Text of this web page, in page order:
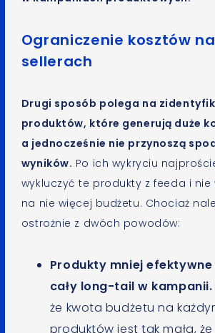
Ograniczenie kosztów
sellerach
Drugi sposób polega na
produktów, które generują duże
a jednocześnie nie przynoszą
wyników. Po ich wykryciu
wykluczyć te produkty z feeda i nie
na nie więcej budżetu. Chociaż
ostrożnie z dwóch powodów:
Produkty mniej
cały long-tail w kampanii.
że kwota budżetu na
produktów jest tak mała,